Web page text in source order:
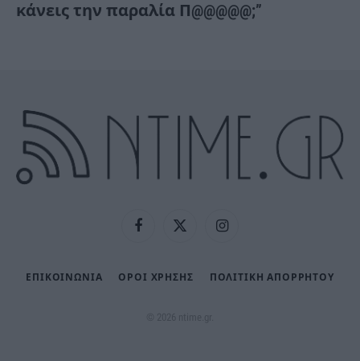
κάνεις την παραλία Π@@@@@;”
FacebookX
Instagram
ΕΠΙΚΟΙΝΩΝΙΑ ΟΡΟΙ ΧΡΗΣΗΣ ΠΟΛΙΤΙΚΉ ΑΠΟΡΡΉΤΟΥ